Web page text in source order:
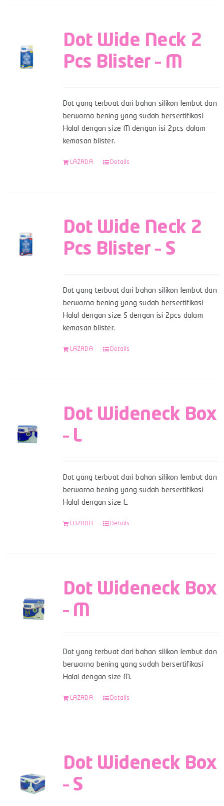
Dot Wide Neck 2
Pcs Blister – M
Dot yang terbuat dari bahan silikon lembut dan
berwarna bening yang sudah bersertifikasi
Halal dengan size M dengan isi 2pcs dalam
kemasan blister.
LAZADA Details
Dot Wide Neck 2
Pcs Blister – S
Dot yang terbuat dari bahan silikon lembut dan
berwarna bening yang sudah bersertifikasi
Halal dengan size S dengan isi 2pcs dalam
kemasan blister.
LAZADA Details
Dot Wideneck Box
– L
Dot yang terbuat dari bahan silikon lembut dan
berwarna bening yang sudah bersertifikasi
Halal dengan size L.
LAZADA Details
Dot Wideneck Box
– M
Dot yang terbuat dari bahan silikon lembut dan
berwarna bening yang sudah bersertifikasi
Halal dengan size M.
LAZADA Details
Dot Wideneck Box
– S